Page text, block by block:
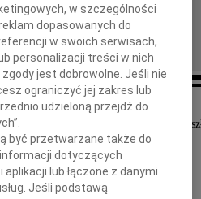
września 2014 roku, w wieku 36 lat,
w szczególności
dopasowanych do
w swoich serwisach,
personalizacji treści w nich
jest dobrowolne. Jeśli nie
ograniczyć jej zakres lub
udzieloną przejdź do
być przetwarzane także do
dotyczących
lub łączone z danymi
Jeśli podstawą